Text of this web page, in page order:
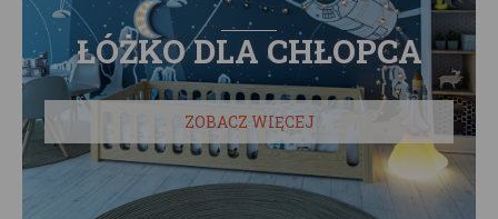
ŁÓŻKO DLA CHŁOPCA
ZOBACZ WIĘCEJ